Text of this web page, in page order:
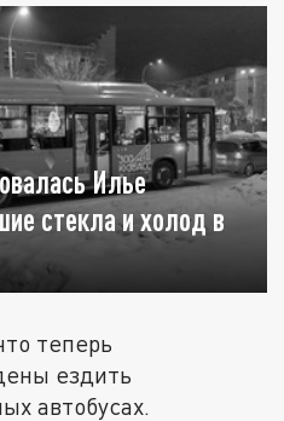
Илье
стекла и холод в
теперь
ездить
автобусах.